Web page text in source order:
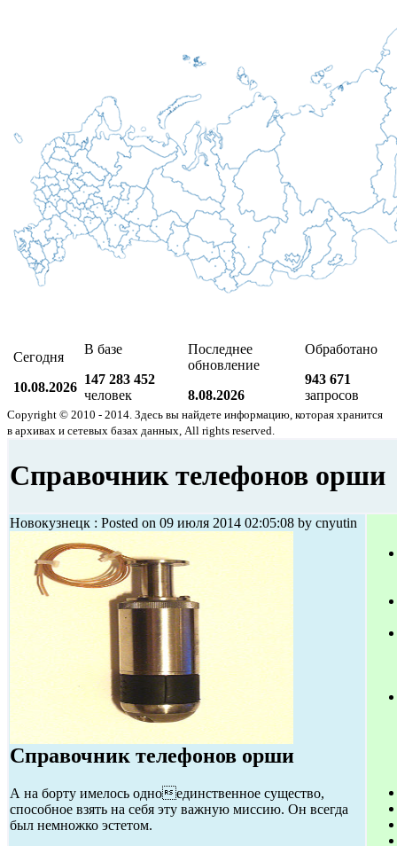
Сегодня
10.08.2026
В базе
147 283 452
человек
Последнее
обновление
8.08.2026
Обработано
943 671
запросов
Copyright © 2010 - 2014. Здесь вы найдете информацию, которая хранится
в архивах и сетевых базах данных, All rights reserved.
Справочник телефонов орши
Новокузнецк : Posted on 09 июля 2014 02:05:08 by cnyutin
Справочник телефонов орши
А на борту имелось одноединственное существо,
способное взять на себя эту важную миссию. Он всегда
был немножко эстетом.